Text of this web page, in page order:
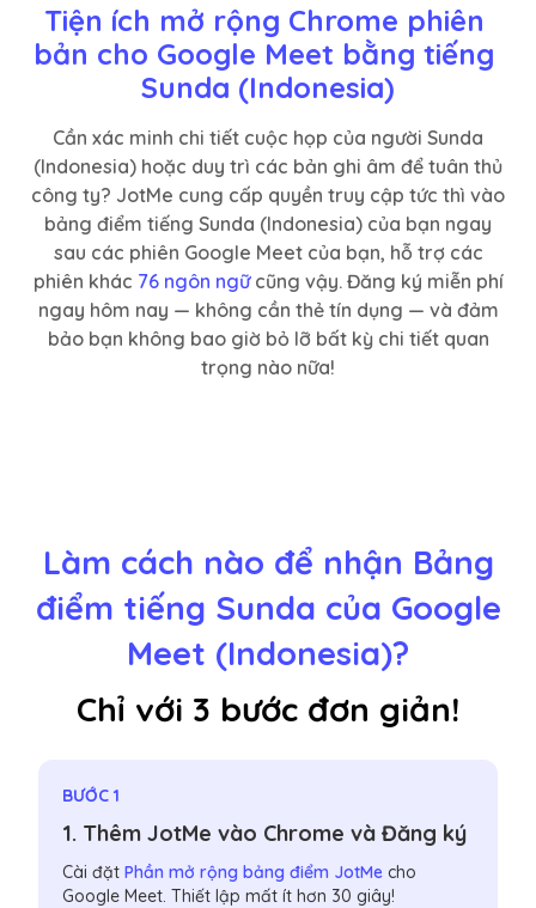
Tiện ích mở rộng Chrome phiên
bản cho Google Meet bằng tiếng
Sunda (Indonesia)
Cần xác minh chi tiết cuộc họp của người Sunda
(Indonesia) hoặc duy trì các bản ghi âm để tuân thủ
công ty? JotMe cung cấp quyền truy cập tức thì vào
bảng điểm tiếng Sunda (Indonesia) của bạn ngay
sau các phiên Google Meet của bạn, hỗ trợ các
phiên khác 76 ngôn ngữcũng vậy. Đăng ký miễn phí
ngay hôm nay — không cần thẻ tín dụng — và đảm
bảo bạn không bao giờ bỏ lỡ bất kỳ chi tiết quan
trọng nào nữa!
Làm cách nào để nhận Bảng
điểm tiếng Sunda của Google
Meet (Indonesia)?
Chỉ với 3 bước đơn giản!
BƯỚC 1
1. Thêm JotMe vào Chrome và Đăng ký
Cài đặtPhần mở rộng bảng điểm JotMe cho
Google Meet. Thiết lập mất ít hơn 30 giây!